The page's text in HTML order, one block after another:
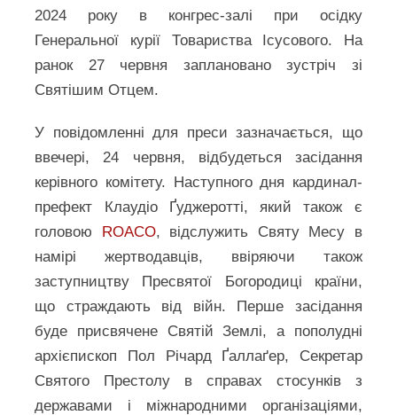
2024 року в конгрес-залі при осідку
Генеральної курії Товариства Ісусового. На
ранок 27 червня заплановано зустріч зі
Святішим Отцем.
У повідомленні для преси зазначається, що
ввечері, 24 червня, відбудеться засідання
керівного комітету. Наступного дня кардинал-
префект Клаудіо Ґуджеротті, який також є
головою ROACO, відслужить Святу Месу в
намірі жертводавців, ввіряючи також
заступництву Пресвятої Богородиці країни,
що страждають від війн. Перше засідання
буде присвячене Святій Землі, а пополудні
архієпископ Пол Річард Ґаллаґер, Секретар
Святого Престолу в справах стосунків з
державами і міжнародними організаціями,